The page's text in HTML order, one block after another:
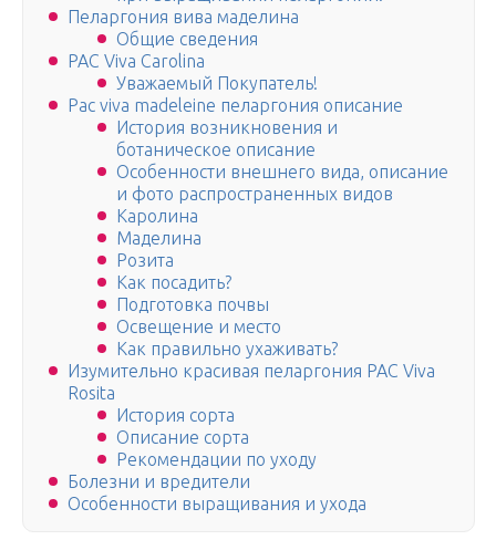
Пеларгония вива маделина
Общие сведения
PAC Viva Carolina
Уважаемый Покупатель!
Pac viva madeleine пеларгония описание
История возникновения и
ботаническое описание
Особенности внешнего вида, описание
и фото распространенных видов
Каролина
Маделина
Розита
Как посадить?
Подготовка почвы
Освещение и место
Как правильно ухаживать?
Изумительно красивая пеларгония PAC Viva
Rosita
История сорта
Описание сорта
Рекомендации по уходу
Болезни и вредители
Особенности выращивания и ухода